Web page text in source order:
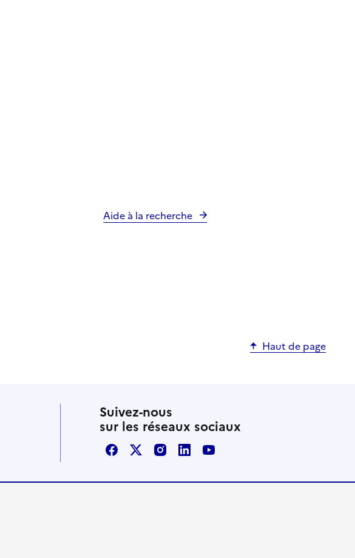
Aide à la recherche
Haut de page
Suivez-nous
sur les réseaux sociaux
FacebookX / TwitterInstagram
LinkedInYoutube